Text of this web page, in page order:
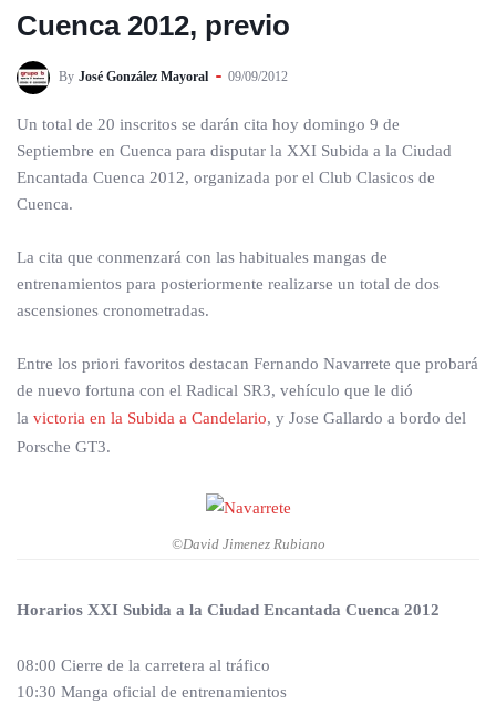
Cuenca 2012, previo
By José González Mayoral 09/09/2012
Un total de 20 inscritos se darán cita hoy domingo 9 de
Septiembre en Cuenca para disputar la XXI Subida a la Ciudad
Encantada Cuenca 2012, organizada por el Club Clasicos de
Cuenca.
La cita que conmenzará con las habituales mangas de
entrenamientos para posteriormente realizarse un total de dos
ascensiones cronometradas.
Entre los priori favoritos destacan Fernando Navarrete que probará
de nuevo fortuna con el Radical SR3, vehículo que le dió
la victoria en la Subida a Candelario, y Jose Gallardo a bordo del
Porsche GT3.
©David Jimenez Rubiano
Horarios XXI Subida a la Ciudad Encantada Cuenca 2012
08:00 Cierre de la carretera al tráfico
10:30 Manga oficial de entrenamientos